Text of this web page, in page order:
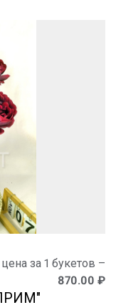
за 1 букетов –
870.00 ₽